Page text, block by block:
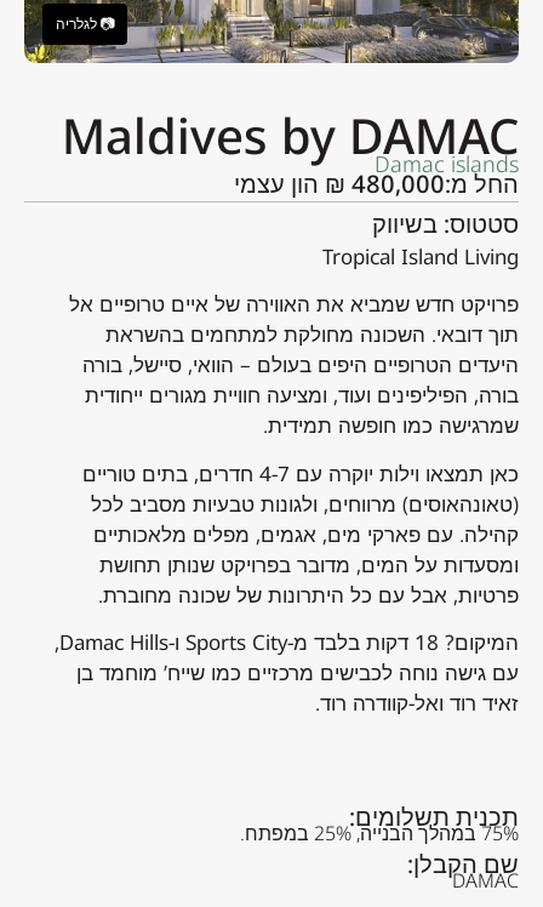
Maldives by DAMAC
Damac islands
החל מ:480,000 ₪ הון עצמי
סטטוס: בשיווק
Tropical Island Living
פרויקט חדש שמביא את האווירה של איים טרופיים אל
תוך דובאי. השכונה מחולקת למתחמים בהשראת
היעדים הטרופיים היפים בעולם – הוואי, סיישל, בורה
בורה, הפיליפינים ועוד, ומציעה חוויית מגורים ייחודית
שמרגישה כמו חופשה תמידית.
כאן תמצאו וילות יוקרה עם 4-7 חדרים, בתים טוריים
(טאונהאוסים) מרווחים, ולגונות טבעיות מסביב לכל
קהילה. עם פארקי מים, אגמים, מפלים מלאכותיים
ומסעדות על המים, מדובר בפרויקט שנותן תחושת
פרטיות, אבל עם כל היתרונות של שכונה מחוברת.
המיקום? 18 דקות בלבד מ-Sports City ו-Damac Hills,
עם גישה נוחה לכבישים מרכזיים כמו שייח’ מוחמד בן
זאיד רוד ואל-קוודרה רוד.
תכנית תשלומים:
75% במהלך הבנייה, 25% במפתח.
שם הקבלן:
DAMAC